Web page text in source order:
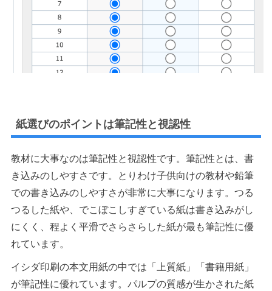
紙選びのポイントは筆記性と視認性
教材に大事なのは筆記性と視認性です。筆記性とは、書
き込みのしやすさです。とりわけ子供向けの教材や鉛筆
での書き込みのしやすさが非常に大事になります。つる
つるした紙や、でこぼこしすぎている紙は書き込みがし
にくく、程よく平滑でさらさらした紙が最も筆記性に優
れています。
イシダ印刷の本文用紙の中では「上質紙」「書籍用紙」
が筆記性に優れています。パルプの質感が生かされた紙